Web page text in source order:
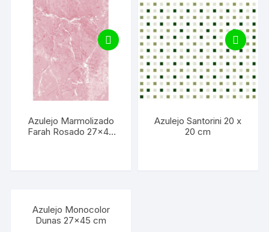
Azulejo Marmolizado
Farah Rosado 27×45
Azulejo Santorini 20 x
20 cm
Azulejo Monocolor
Dunas 27×45 cm